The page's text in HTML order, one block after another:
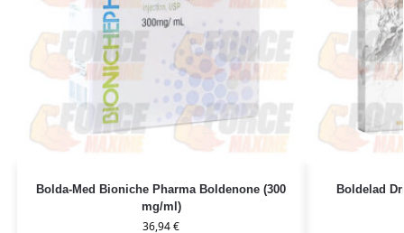
Bolda-Med Bioniche Pharma Boldenone (300
mg/ml)
36,94€
Boldelad